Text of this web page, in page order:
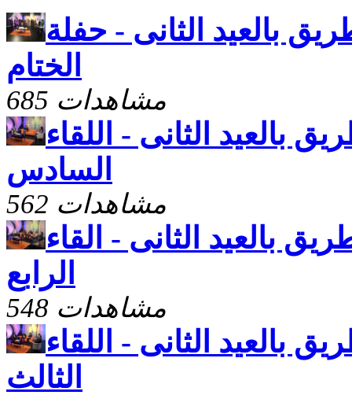
بالعيد الثانى - حفلة
الختام
685 مشاهدات
بالعيد الثانى - اللقاء
السادس
562 مشاهدات
بالعيد الثانى - القاء
الرابع
548 مشاهدات
بالعيد الثانى - اللقاء
الثالث